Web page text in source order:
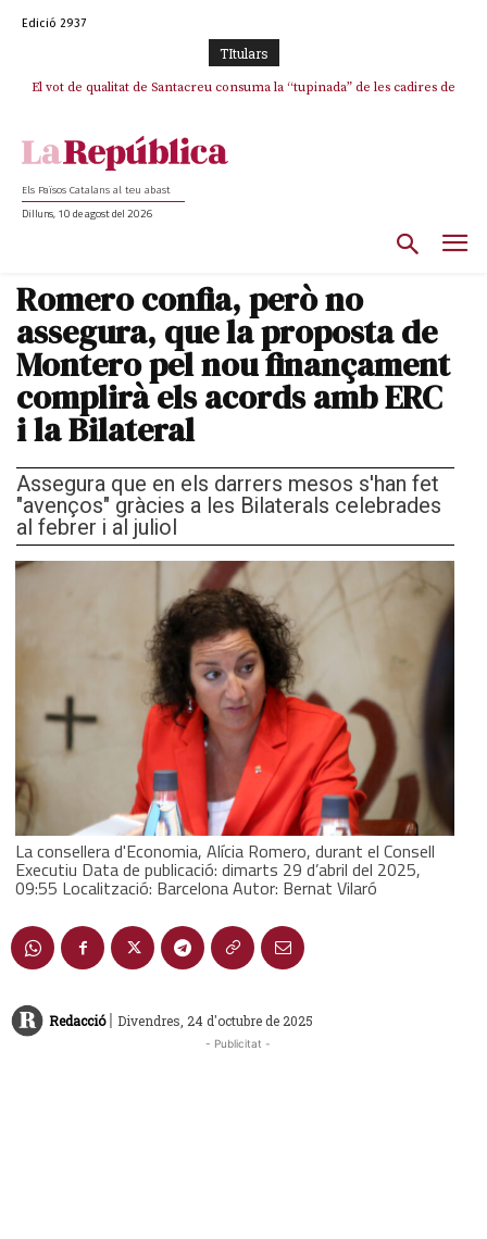
Edició 2937
TItulars
El vot de qualitat de Santacreu consuma la “tupinada” de les cadires de
La mentida de La Vanguardia: “Tres de cada quatre punts del pacte amb
Els Països Catalans al teu abast
Dilluns, 10 de agost del 2026
Romero confia, però no
assegura, que la proposta de
Montero pel nou finançament
complirà els acords amb ERC
i la Bilateral
Assegura que en els darrers mesos s'han fet
"avenços" gràcies a les Bilaterals celebrades
al febrer i al juliol
La consellera d'Economia, Alícia Romero, durant el Consell
Executiu Data de publicació: dimarts 29 d’abril del 2025,
09:55 Localització: Barcelona Autor: Bernat Vilaró
Redacció | Divendres, 24 d'octubre de 2025
- Publicitat -